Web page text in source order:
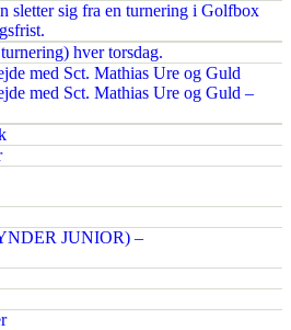
sletter sig fra en turnering i Golfbox
hver torsdag.
med Sct. Mathias Ure og Guld
med Sct. Mathias Ure og Guld –
JUNIOR) –